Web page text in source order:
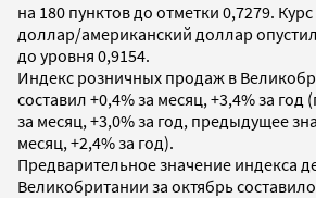
на 180 пунктов до отметки 0,7279.
доллар/американский доллар
до уровня 0,9154.
Индекс розничных продаж в
составил +0,4% за месяц, +3,4% за
за месяц, +3,0% за год, предыдущее
месяц, +2,4% за год).
Предварительное значение индекса
Великобритании за октябрь